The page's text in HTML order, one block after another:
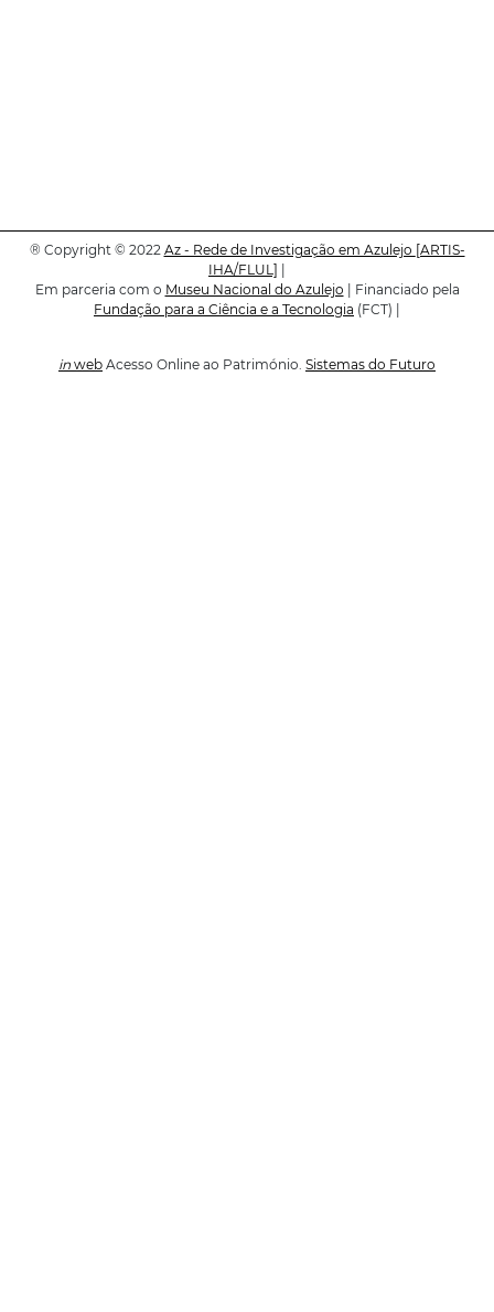
® Copyright © 2022 Az - Rede de Investigação em Azulejo [ARTIS-
IHA/FLUL]
Em parceria com o Museu Nacional do Azulejo | Financiado pela
Fundação para a Ciência e a Tecnologia (FCT) |
in web Acesso Online ao Património. Sistemas do Futuro